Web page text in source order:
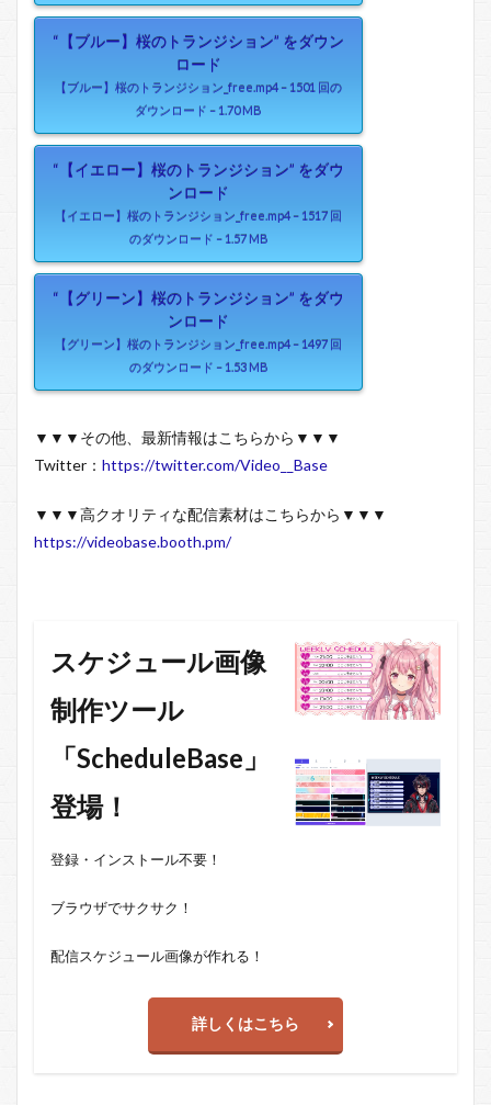
“【ブルー】桜のトランジション” をダウン
ロード
【ブルー】桜のトランジション_free.mp4 – 1501 回の
ダウンロード – 1.70 MB
“【イエロー】桜のトランジション” をダウ
ンロード
【イエロー】桜のトランジション_free.mp4 – 1517 回
のダウンロード – 1.57 MB
“【グリーン】桜のトランジション” をダウ
ンロード
【グリーン】桜のトランジション_free.mp4 – 1497 回
のダウンロード – 1.53 MB
▼▼▼その他、最新情報はこちらから▼▼▼
Twitter： https://twitter.com/Video__Base
▼▼▼高クオリティな配信素材はこちらから▼▼▼
https://videobase.booth.pm/
スケジュール画像
制作ツール
「ScheduleBase」
登場！
登録・インストール不要！
ブラウザでサクサク！
配信スケジュール画像が作れる！
詳しくはこちら